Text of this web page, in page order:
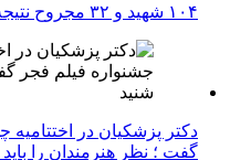
۱۰۴ شهید و ۳۲ مجروح نتیجه حمله آمریکا به ناو دنا
دکتر پزشکیان در
گفت ؛ نظر هنرمندان را